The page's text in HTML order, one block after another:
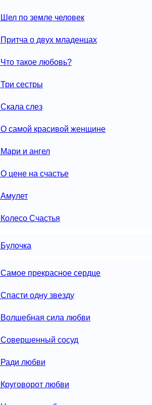
Шел по земле человек
Притча о двух младенцах
Что такое любовь?
Три сестры
Скала слез
О самой красивой женщине
Мари и ангел
О цене на счастье
Амулет
Колесо Счастья
Булочка
Самое прекрасное сердце
Спасти одну звезду
Волшебная сила любви
Совершенный сосуд
Ради любви
Круговорот любви